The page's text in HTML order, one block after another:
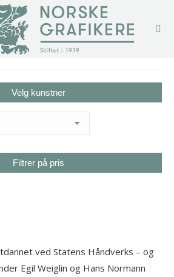
Velg kunstner
Filtrer på pris
ved Statens Håndverks – og
Egil Weiglin og Hans Normann